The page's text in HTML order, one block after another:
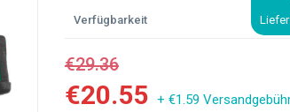
Verfügbarkeit
€29.36
€20.55 + €1.59